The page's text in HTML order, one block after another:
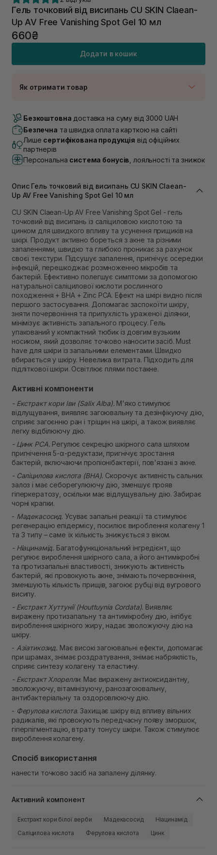
Гель точковий від висипань CU SKIN Claean-
Up AV Free Vanishing Spot Gel 10 мл
660₴
Додати в кошик
Як отримати товар
В наявності
Самовивіз м. Луцьк, вул. Винниченка 4
В наявності
Самовивіз м. Львів, вул. Академіка Підстригача, 1В
(Duck’s Lake)
В наявності
В наявності
Самовивіз м. Львів, вул. Степана Бандери 45
Самовивіз м. Рівне, вул. 16-го Липня, 15
В наявності
Самовивіз м. Рівне, вул. Кулика і Гудачека 23 (ТЦ
Екватор)
В наявності
Безкоштовна доставка на суму від 3000 UAH
Безпечна та швидка оплата карткою на сайті
Лише сертифікована продукція від офіційних
партнерів
Персональна система бонусів , лояльності та знижок
Опис Гель точковий від висипань CU SKIN Claean-
Up AV Free Vanishing Spot Gel 10 мл
CU SKIN Claean-Up AV Free Vanishing Spot Gel - гель
точковий від висипань із саліциловою кислотою та
цинком для швидкого впливу та усунення прищиків на
шкірі. Продукт активно бореться з акне та різними
запаленнями, швидко та глибоко проникає за рахунок
своєї текстури. Підсушує запалення, пригнічує осередки
інфекцій, перешкоджає розмноженню мікробів та
бактерій. Ефективно полегшує симптоми за допомогою
натуральної саліцилової кислоти рослинного
походження + BHA + Zinc PCA. Ефект на шкірі видно після
першого застосування. Допомагає заспокоїти шкіру,
зняти почервоніння та припухлість ураженої ділянки,
мінімізує активність запального процесу. Гель
упакований у компактний тюбик із довгим вузьким
носиком, який дозволяє точково наносити засіб. Must
have для шкіри із запальними елементами. Швидко
вбирається у шкіру. Невелика витрата. Підходить для
підліткової шкіри. Освітлює плями постакне.
Активні компоненти
- Екстракт кори Іви (Salix Alba). М'яко стимулює
відлущування, виявляє загоювальну та дезінфікуючу дію,
сприяє загоєнню ран і тріщин на шкірі, а також виявляє
легку відбілюючу дію.
- Цинк PCA. Регулює секрецію шкірного сала шляхом
пригнічення 5-α-редуктази, пригнічує зростання
бактерій, включаючи пропіонібактерії, пов'язані з акне.
- Саліцилова кислота (BHA). Скорочує активність сальних
залоз і має себорегулюючу дію, зменшує прояв
гіперкератозу, оскільки має відлущувальну дію. Забирає
чорні крапки.
- Мадекасосид. Усуває запальні реакції та стимулює
регенерацію епідермісу, посилює вироблення колагену 1
та 3 типу – саме їх кількість знижується з віком.
- Ніацинамід. Багатофункціональний інгредієнт, що
регулює вироблення шкірного сала, а його антимікробні
та протизапальні властивості, знижують активність
бактерій, які провокують акне, знімають почервоніння,
зменшують кількість прищів, загоює рубці від вугрового
висипу.
- Екстракт Хуттунії (Houttuynia Cordata). Виявляє
виражену протизапальну та антимікробну дію, інгібує
вироблення шкірного жиру, надає зволожуючу дію на
шкіру.
- Азіатикозид. Має високі загоювальні ефекти, допомагає
при шрамах, знімає роздратування, знімає набряклість,
сприяє синтезу колагену та еластину.
- Екстракт Хлорелли. Має виражену антиоксидантну,
зволожуючу, вітамінізуючу, ранозагоювальну,
антибактеріальну та оздоровлюючу дію.
- Ферулова кислота. Захищає шкіру від впливу вільних
радикалів, які провокують передчасну появу зморшок,
гіперпігментацію, втрату тонусу шкіри. Також стимулює
вироблення колагену.
Спосіб використання
нанести точково засіб на запалену ділянку.
Активний компонент
Екстракт кори білої верби Мадекасосид
Ніацинамід
Саліцилова кислота
Ферулова кислота Цинк